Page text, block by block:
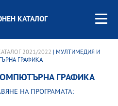
КАТАЛОГ
2021/2022 | МУЛТИМЕДИЯ И
ГРАФИКА
ГРАФИКА
НА ПРОГРАМАТА: